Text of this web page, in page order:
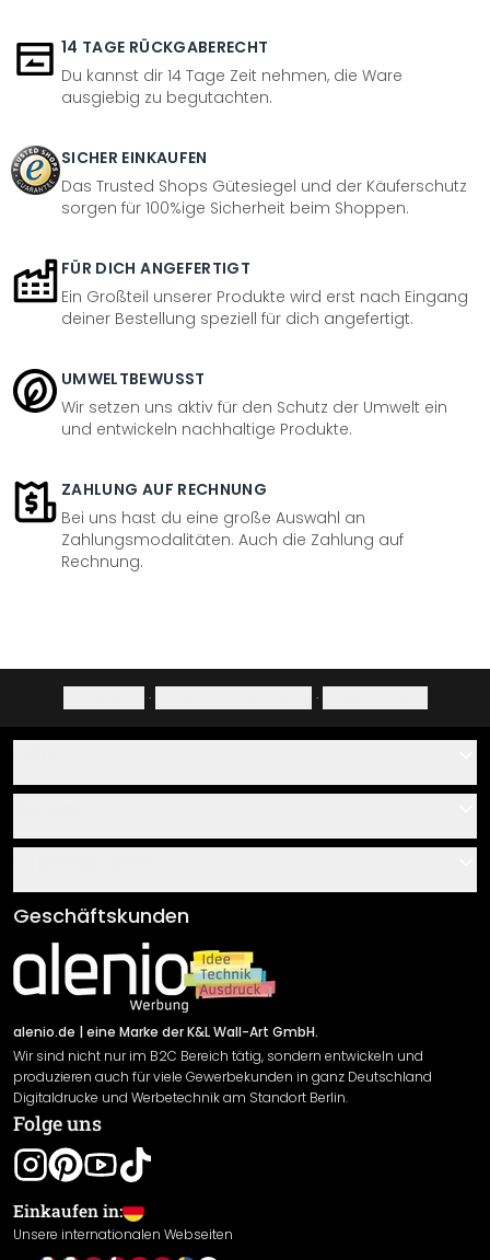
14 TAGE RÜCKGABERECHT
Du kannst dir 14 Tage Zeit nehmen, die Ware
ausgiebig zu begutachten.
SICHER EINKAUFEN
Das Trusted Shops Gütesiegel und der Käuferschutz
sorgen für 100%ige Sicherheit beim Shoppen.
FÜR DICH ANGEFERTIGT
Ein Großteil unserer Produkte wird erst nach Eingang
deiner Bestellung speziell für dich angefertigt.
UMWELTBEWUSST
Wir setzen uns aktiv für den Schutz der Umwelt ein
und entwickeln nachhaltige Produkte.
ZAHLUNG AUF RECHNUNG
Bei uns hast du eine große Auswahl an
Zahlungsmodalitäten. Auch die Zahlung auf
Rechnung.
· ·
Über uns
Klebe- und Montageanleitungen
Newsletter An-/Abmeldung
Sendungsverfolgung
AGB
Impressum
Versand & Zahlung
Rücksendung
Widerrufsrecht
Datenschutzerklärung
Gewährleistung
Leistungserklärung / CE-Zeichen
Cookie Einstellungen
Geschäftskunden
alenio.de | eine Marke der K&L Wall-Art GmbH.
Wir sind nicht nur im B2C Bereich tätig, sondern entwickeln und
produzieren auch für viele Gewerbekunden in ganz Deutschland
Digitaldrucke und Werbetechnik am Standort Berlin.
Folge uns
Einkaufen in:
Unsere internationalen Webseiten